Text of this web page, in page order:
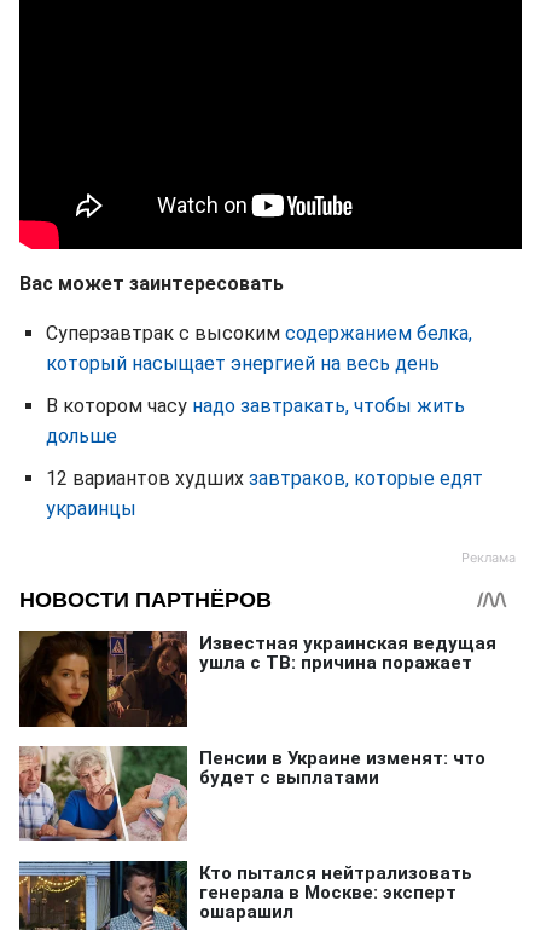
Вас может заинтересовать
Суперзавтрак с высоким содержанием белка,
который насыщает энергией на весь день
В котором часу надо завтракать, чтобы жить
дольше
12 вариантов худших завтраков, которые едят
украинцы